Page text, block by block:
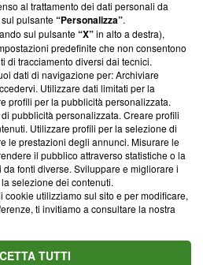
Via Carlo Frasca, 3 - 6900
0690258937
al trattamento dei dati personali da
pulsante“Personalizza”.
sul pulsante“X”in alto a destra),
predefinite che non consentono
di tracciamento diversi dai tecnici.
dati di navigazione per: Archiviare
Utilizzare dati limitati per la
profili per la pubblicità personalizzata.
pubblicità personalizzata. Creare profili
Utilizzare profili per la selezione di
le prestazioni degli annunci. Misurare le
il pubblico attraverso statistiche o la
fonti diverse. Sviluppare e migliorare i
selezione dei contenuti.
utilizziamo sul sito e per modificare,
ti invitiamo a consultare la nostra
TUTTI